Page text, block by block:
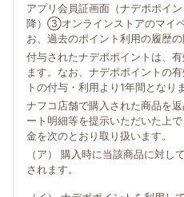
アプリ会員証画面（ナデポポイ
降）③オンラインストアのマイ
お、過去のポイント利用の履歴の
付与されたナデポポイントは、
ます。なお、ナデポポイントの
トの付与・利用より1年間となり
ナフコ店舗で購入された商品を
ート明細等を提示いただいた上
金を次のとおり取り扱います。
（ア） 購入時に当該商品に対し
されます。